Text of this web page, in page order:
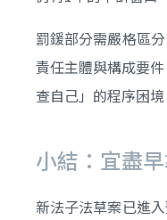
罰鍰部分需嚴格區
責任主體與構成要
查自己」的程序困境
小結：宜盡
新法子法草案已進